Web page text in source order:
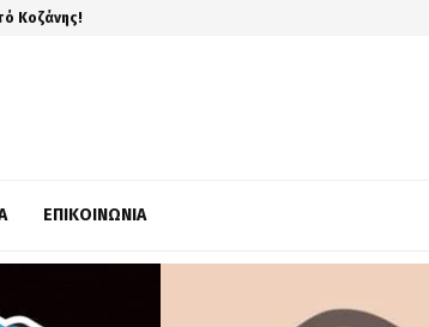
Κοζάνης!
ΕΠΙΚΟΙΝΩΝΊΑ